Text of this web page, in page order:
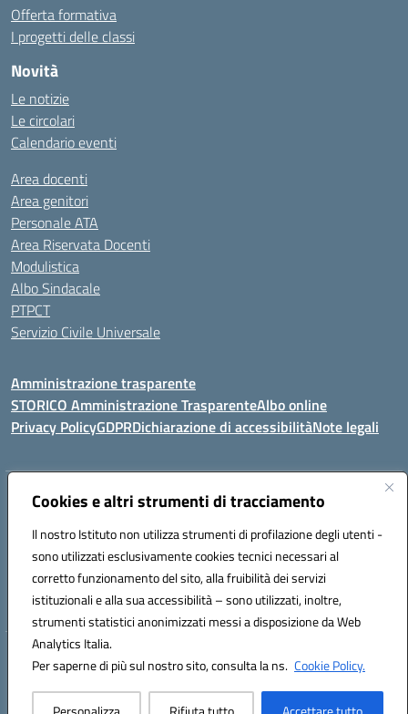
Cookies e altri strumenti di tracciamento
Il nostro Istituto non utilizza strumenti di profilazione degli utenti -
sono utilizzati esclusivamente cookies tecnici necessari al
corretto funzionamento del sito, alla fruibilità dei servizi
istituzionali e alla sua accessibilità – sono utilizzati, inoltre,
strumenti statistici anonimizzati messi a disposizione da Web
Analytics Italia.
Per saperne di più sul nostro sito, consulta la ns. Cookie Policy.
Offerta formativa
I progetti delle classi
Novità
Le notizie
Le circolari
Calendario eventi
Area docenti
Area genitori
Personale ATA
Area Riservata Docenti
Modulistica
Albo Sindacale
PTPCT
Servizio Civile Universale
Amministrazione trasparente
STORICO Amministrazione TrasparenteAlbo online
Privacy PolicyGDPRDichiarazione di accessibilitàNote legali
Indirizzo:Piazza S. G. Bosco, 1 95014 Giarre (CT)
Posta elettronica certificata (PEC):ctic8az00a@pec.istruzione.it
Codice fiscale: 92001680872
Codice meccanografico: CTIC8AZ00A
Hosting & Powered by 3D Solution S.r.l.
Concept & Design by Designers Italia